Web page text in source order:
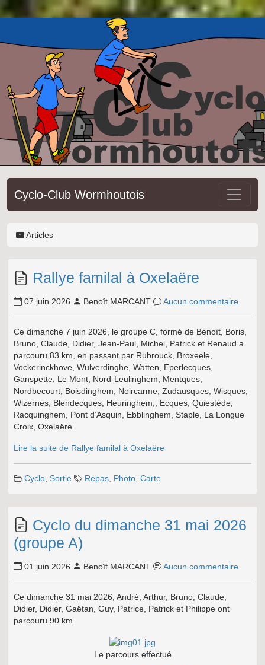
Cyclo-Club Wormhoutois
Articles
Rallye familal à Oxelaëre
07 juin 2026 Benoît MARCANT Aucun commentaire
Ce dimanche 7 juin 2026, le groupe C, formé de Benoît, Boris,
Bruno, Claude, Didier, Jean-Paul, Michel, Patrick et Renaud a
parcouru 83 km, en passant par Rubrouck, Broxeele,
Vockerinckhove, Wulverdinghe, Watten, Eperlecques,
Ganspette, Le Mont, Nord-Leulinghem, Mentques,
Nordbecourt, Boisdinghem, Noircarme, Zudausques, Wisques,
Wizernes, Blendecques, Heuringhem,, Ecques, Quiestède,
Racquinghem, Pont d’Asquin, Ebblinghem, Staple, La Longue
Croix, Oxelaëre.
Lire la suite de Rallye familal à Oxelaëre
Cyclo Sortie Repas Photo Carte
Cyclo du dimanche 31 mai 2026
(groupe A)
01 juin 2026 Benoît MARCANT Aucun commentaire
Ce dimanche 31 mai 2026, André, Arthur, Bruno, Claude,
Didier, Didier, Gaëtan, Guy, Patrice, Patrick et Philippe ont
parcouru 90 km.
Le parcours effectué